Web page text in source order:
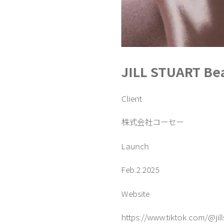
JILL STUART
Client
株式会社コーセー
Launch
Feb.2.2025
Website
https://www.tiktok.com/